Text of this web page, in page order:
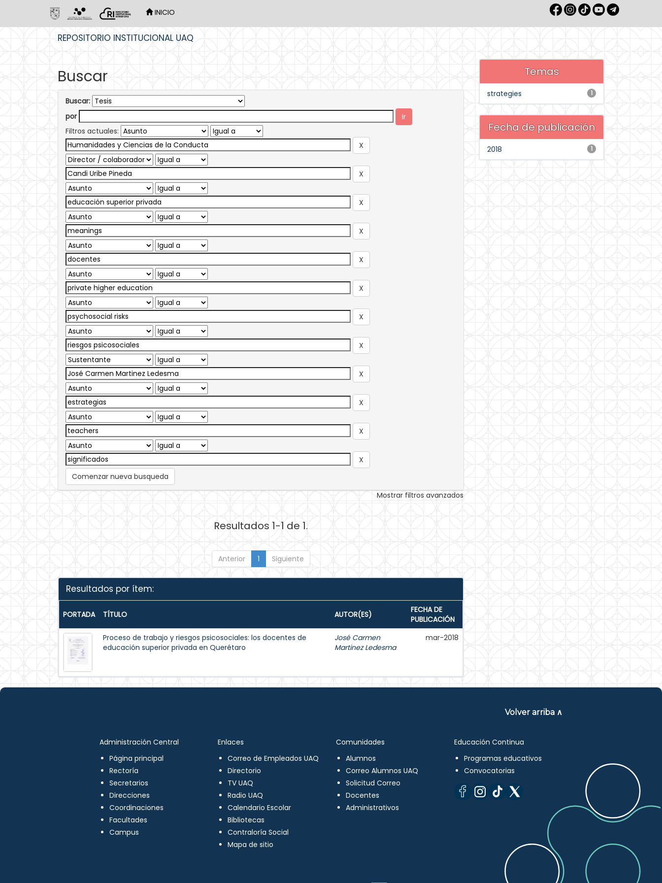
INICIO
REPOSITORIO INSTITUCIONAL UAQ
Buscar
Buscar:
por
Filtros actuales:
Comenzar nueva busqueda
Mostrar filtros avanzados
Resultados 1-1 de 1.
Anterior 1 Siguiente
Resultados por ítem:
PORTADA TÍTULO AUTOR(ES)
FECHA DE
PUBLICACIÓN
Proceso de trabajo y riesgos psicosociales: los docentes de
educación superior privada en Querétaro
José Carmen
Martinez Ledesma
mar-2018
Temas
1
strategies
Fecha de publicación
1
2018
Volver arriba ∧
Administración Central
Página principal
Rectoría
Secretarios
Direcciones
Coordinaciones
Facultades
Campus
Enlaces
Correo de Empleados UAQ
Directorio
TV UAQ
Radio UAQ
Calendario Escolar
Bibliotecas
Contraloría Social
Mapa de sitio
Comunidades
Alumnos
Correo Alumnos UAQ
Solicitud Correo
Docentes
Administrativos
Educación Continua
Programas educativos
Convocatorias